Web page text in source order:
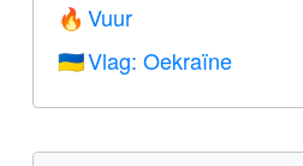
🔥 Vuur
🇺🇦Vlag: Oekraïne